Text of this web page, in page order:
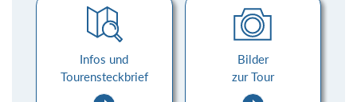
Infos und
Tourensteckbrief
Bilder
zur Tour